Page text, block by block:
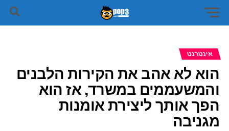
אינטרנט
הוא לא אהב את הקירות הלבנים
והמשעממים במשרד, אז הוא
הפך אותך ליצירת אומנות
מגניבה